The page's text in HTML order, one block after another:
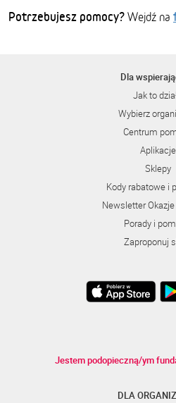
Potrzebujesz pomocy? Wejdź na
Dla
Jak to
Wybierz
Centrum
Aplikacje
Sklepy
Kody rabatowe i
Newsletter
Porady i
Zaproponuj
Jestem podopieczną/ym
DLA